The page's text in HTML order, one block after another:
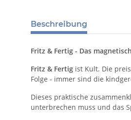
Beschreibung
Fritz & Fertig - Das
Fritz & Fertig ist Kult. Die
Folge - immer sind die
Dieses praktische
unterbrechen muss und das